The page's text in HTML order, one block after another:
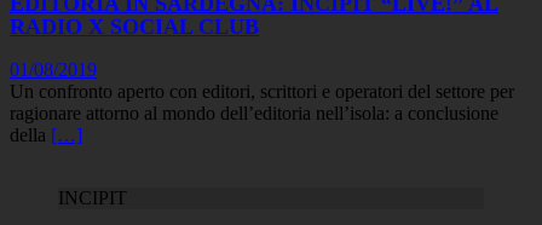
RADIO X SOCIAL CLUB
01/08/2019
Un confronto aperto con editori, scrittori e operatori del settore per
ragionare attorno al mondo dell’editoria nell’isola: a conclusione
della […]
INCIPIT